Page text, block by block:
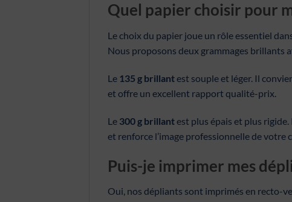
Quel papier choisir pour
Le choix du papier joue un rôle essentiel
Nous proposons deux grammages brillants
Le 135 g brillantest souple et léger. Il
et offre un excellent rapport qualité-prix.
Le 300 g brillantest plus épais et plus
et renforce l’image professionnelle de votre
Puis-je imprimer mes
Oui, nos dépliants sont imprimés en recto-